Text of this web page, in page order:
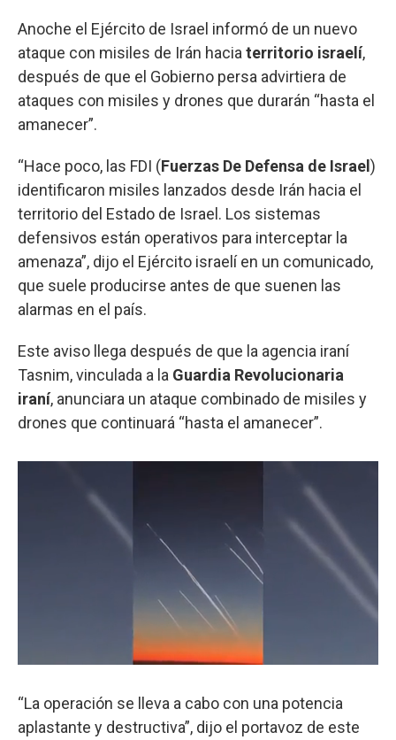
Anoche el Ejército de Israel informó de un nuevo
ataque con misiles de Irán haciaterritorio israelí,
después de que el Gobierno persa advirtiera de
ataques con misiles y drones que durarán “hasta el
amanecer”.
“Hace poco, las FDI (Fuerzas De Defensa de Israel )
identificaron misiles lanzados desde Irán hacia el
territorio del Estado de Israel. Los sistemas
defensivos están operativos para interceptar la
amenaza”, dijo el Ejército israelí en un comunicado,
que suele producirse antes de que suenen las
alarmas en el país.
Este aviso llega después de que la agencia iraní
Tasnim, vinculada a la Guardia Revolucionaria
iraní, anunciara un ataque combinado de misiles y
drones que continuará “hasta el amanecer”.
“La operación se lleva a cabo con una potencia
aplastante y destructiva”, dijo el portavoz de este